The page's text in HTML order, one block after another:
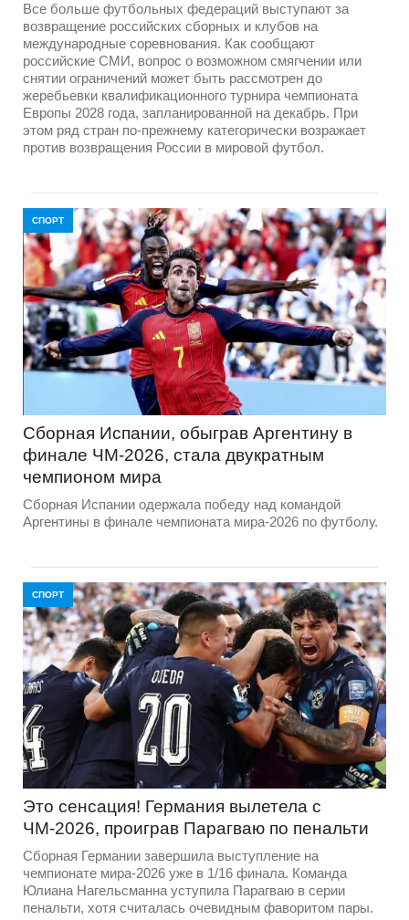
Все больше футбольных федераций выступают за
возвращение российских сборных и клубов на
международные соревнования. Как сообщают
российские СМИ, вопрос о возможном смягчении или
снятии ограничений может быть рассмотрен до
жеребьевки квалификационного турнира чемпионата
Европы 2028 года, запланированной на декабрь. При
этом ряд стран по-прежнему категорически возражает
против возвращения России в мировой футбол.
СПОРТ
Сборная Испании, обыграв Аргентину в
финале ЧМ‑2026, стала двукратным
чемпионом мира
Сборная Испании одержала победу над командой
Аргентины в финале чемпионата мира‑2026 по футболу.
СПОРТ
Это сенсация! Германия вылетела с
ЧМ-2026, проиграв Парагваю по пенальти
Сборная Германии завершила выступление на
чемпионате мира-2026 уже в 1/16 финала. Команда
Юлиана Нагельсманна уступила Парагваю в серии
пенальти, хотя считалась очевидным фаворитом пары.